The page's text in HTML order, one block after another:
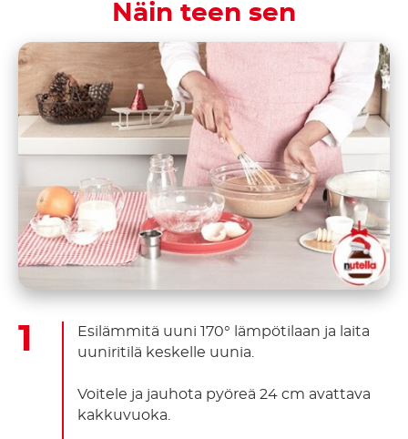
Näin teen sen
Esilämmitä uuni 170° lämpötilaan ja laita
uuniritilä keskelle uunia.
Voitele ja jauhota pyöreä 24 cm avattava
kakkuvuoka.